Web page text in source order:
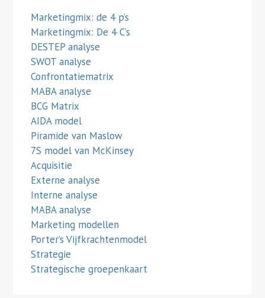
Marketingmix: de 4 p’s
Marketingmix: De 4 C’s
DESTEP analyse
SWOT analyse
Confrontatiematrix
MABA analyse
BCG Matrix
AIDA model
Piramide van Maslow
7S model van McKinsey
Acquisitie
Externe analyse
Interne analyse
MABA analyse
Marketing modellen
Porter’s Vijfkrachtenmodel
Strategie
Strategische groepenkaart